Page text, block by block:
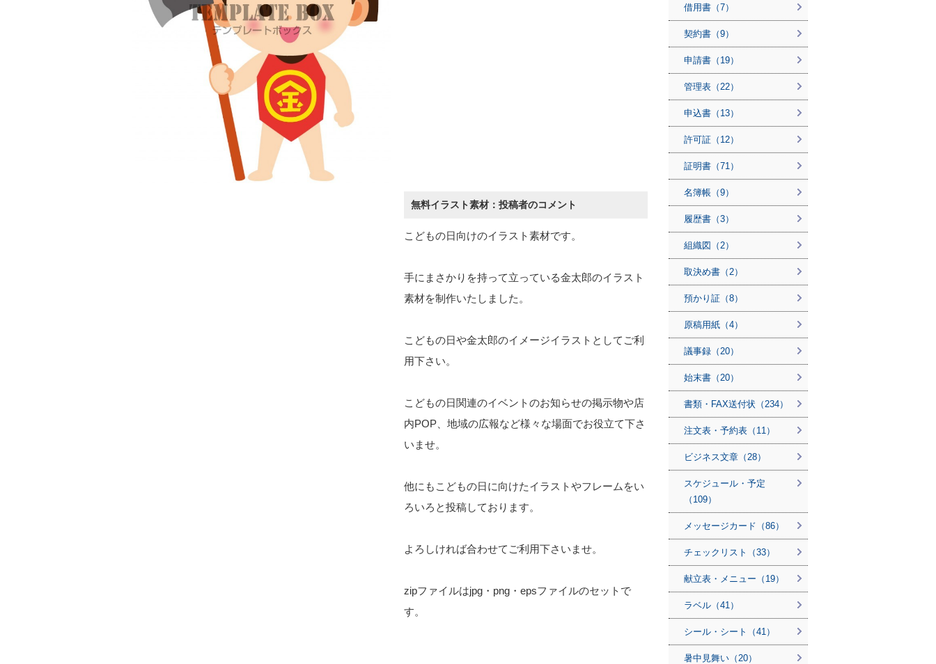
無料イラスト素材：投稿者のコメント
こどもの日向けのイラスト素材です。
手にまさかりを持って立っている金太郎のイラスト
素材を制作いたしました。
こどもの日や金太郎のイメージイラストとしてご利
用下さい。
こどもの日関連のイベントのお知らせの掲示物や店
内POP、地域の広報など様々な場面でお役立て下さ
いませ。
他にもこどもの日に向けたイラストやフレームをい
ろいろと投稿しております。
よろしければ合わせてご利用下さいませ。
zipファイルはjpg・png・epsファイルのセットで
す。
借用書（7）
契約書（9）
申請書（19）
管理表（22）
申込書（13）
許可証（12）
証明書（71）
名簿帳（9）
履歴書（3）
組織図（2）
取決め書（2）
預かり証（8）
原稿用紙（4）
議事録（20）
始末書（20）
書類・FAX送付状（234）
注文表・予約表（11）
ビジネス文章（28）
スケジュール・予定
（109）
メッセージカード（86）
チェックリスト（33）
献立表・メニュー（19）
ラベル（41）
シール・シート（41）
暑中見舞い（20）